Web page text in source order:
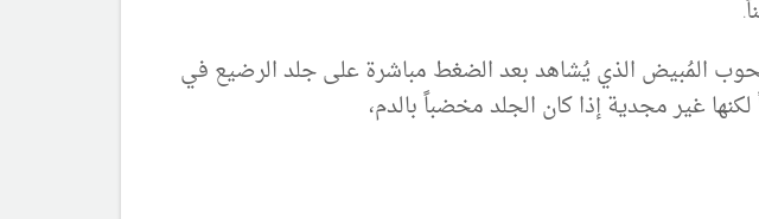
المُبيض الذي يُشاهد بعد الضغط مباشرة على جلد الرضيع في
غير مجدية إذا كان الجلد مخضباً بالدم،